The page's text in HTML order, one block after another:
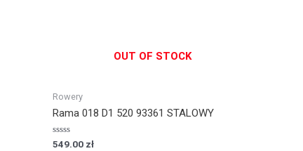
OUT OF STOCK
Rowery
Rama 018 D1 520 93361 STALOWY
Oceniony
549.00 zł